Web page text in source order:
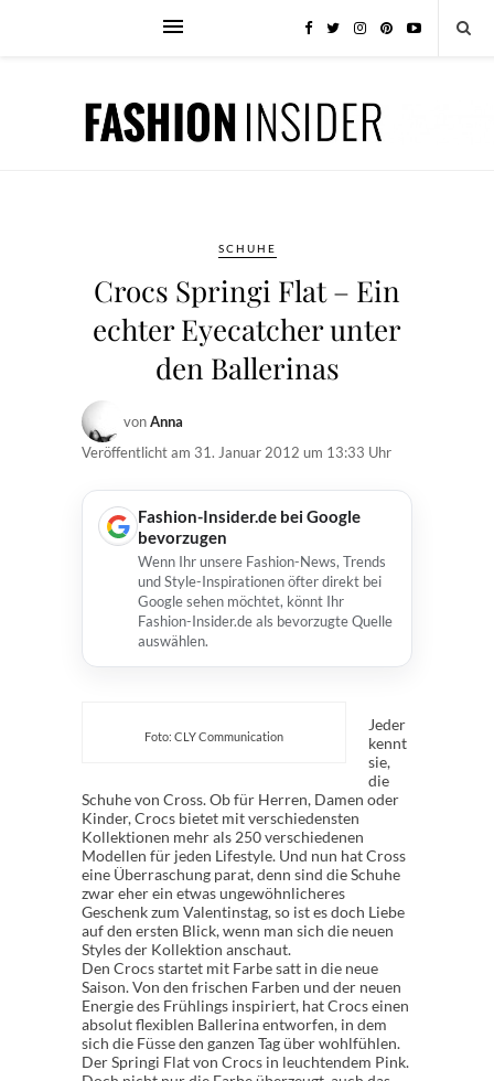
SCHUHE
Crocs Springi Flat – Ein
echter Eyecatcher unter
den Ballerinas
vonAnna
Veröffentlicht am 31. Januar 2012 um 13:33 Uhr
Fashion-Insider.de bei Google
bevorzugen
Wenn Ihr unsere Fashion-News, Trends
und Style-Inspirationen öfter direkt bei
Google sehen möchtet, könnt Ihr
Fashion-Insider.de als bevorzugte Quelle
auswählen.
Foto: CLY Communication
Jeder
kennt
sie,
die
Schuhe von Cross. Ob für Herren, Damen oder
Kinder, Crocs bietet mit verschiedensten
Kollektionen mehr als 250 verschiedenen
Modellen für jeden Lifestyle. Und nun hat Cross
eine Überraschung parat, denn sind die Schuhe
zwar eher ein etwas ungewöhnlicheres
Geschenk zum Valentinstag, so ist es doch Liebe
auf den ersten Blick, wenn man sich die neuen
Styles der Kollektion anschaut.
Den Crocs startet mit Farbe satt in die neue
Saison. Von den frischen Farben und der neuen
Energie des Frühlings inspiriert, hat Crocs einen
absolut flexiblen Ballerina entworfen, in dem
sich die Füsse den ganzen Tag über wohlfühlen.
Der Springi Flat von Crocs in leuchtendem Pink.